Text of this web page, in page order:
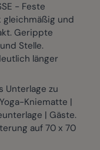
- Feste
gleichmäßig und
Gerippte
Stelle.
länger
Unterlage zu
Kniematte |
| Gäste.
auf 70 x 70